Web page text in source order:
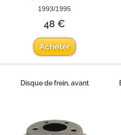
1993/1995
48 €
Acheter
Disque de frein, avant